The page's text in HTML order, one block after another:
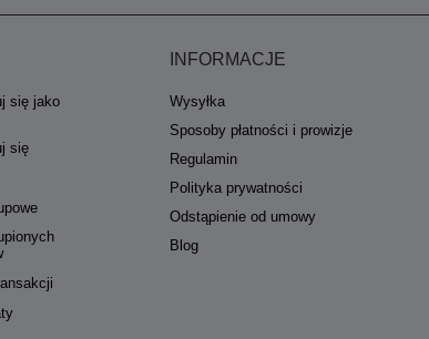
się jako
się
INFORMACJE
Wysyłka
Sposoby płatności i prowizje
Regulamin
Polityka prywatności
Odstąpienie od umowy
Blog